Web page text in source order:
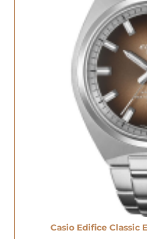
Casio Edifice Classic